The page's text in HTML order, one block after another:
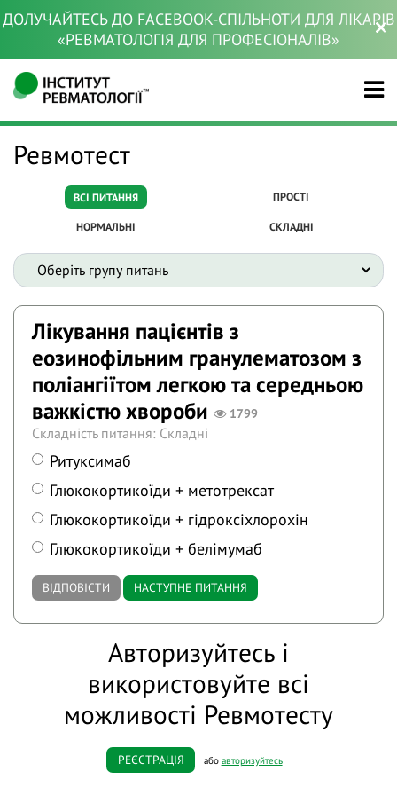
ДОЛУЧАЙТЕСЬ ДО FACEBOOK-СПІЛЬНОТИ ДЛЯ ЛІКАРІВ
«РЕВМАТОЛОГІЯ ДЛЯ ПРОФЕСІОНАЛІВ»
Ревмотест
ВСІ ПИТАННЯ ПРОСТІ
НОРМАЛЬНІ СКЛАДНІ
Лікування пацієнтів з
еозинофільним гранулематозом з
поліангіїтом легкою та середньою
важкістю хвороби
1799
Складність питання: Складні
Ритуксимаб
Глюкокортикоїди + метотрексат
Глюкокортикоїди + гідроксіхлорохін
Глюкокортикоїди + белімумаб
ВІДПОВІСТИ НАСТУПНЕ ПИТАННЯ
Авторизуйтесь і
використовуйте всі
можливості Ревмотесту
РЕЄСТРАЦІЯ або авторизуйтесь